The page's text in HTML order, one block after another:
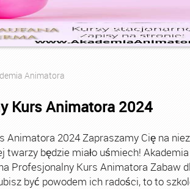
Animatora
Kurs Animatora 2024
Animatora 2024 Zapraszamy Cię na
twarzy będzie miało uśmiech!
Profesjonalny Kurs Animatora Zabaw
być powodem ich radości, to to